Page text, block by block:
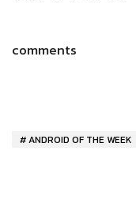
comments
ANDROID OF THE WEEK